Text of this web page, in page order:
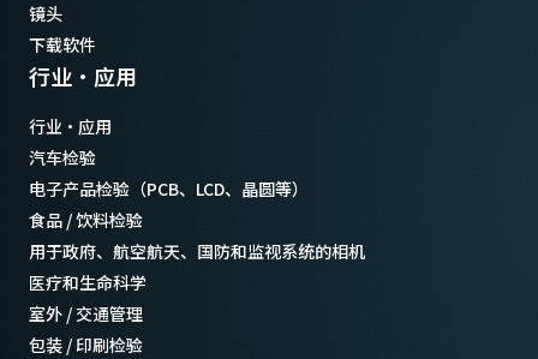
镜头
下载软件
行业·应用
行业·应用
汽车检验
电子产品检验（PCB、LCD、晶圆等）
食品 / 饮料检验
用于政府、航空航天、国防和监视系统的相机
医疗和生命科学
室外 / 交通管理
包装 / 印刷检验